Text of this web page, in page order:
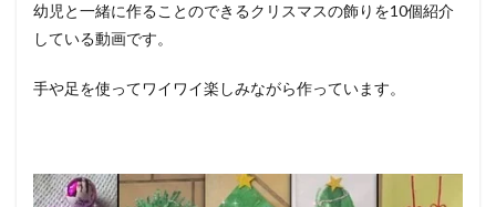
幼児と一緒に作ることのできるクリスマスの飾りを10個紹介
している動画です。
手や足を使ってワイワイ楽しみながら作っています。